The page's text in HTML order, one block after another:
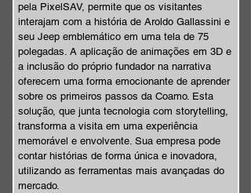
pela PixelSAV, permite que os visitantes
interajam com a história de Aroldo Gallassini e
seu Jeep emblemático em uma tela de 75
polegadas. A aplicação de animações em 3D e
a inclusão do próprio fundador na narrativa
oferecem uma forma emocionante de aprender
sobre os primeiros passos da Coamo. Esta
solução, que junta tecnologia com storytelling,
transforma a visita em uma experiência
memorável e envolvente. Sua empresa pode
contar histórias de forma única e inovadora,
utilizando as ferramentas mais avançadas do
mercado.